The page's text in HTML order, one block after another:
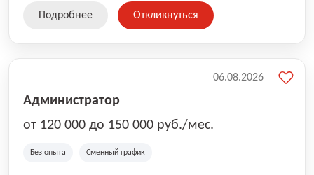
Подробнее Откликнуться
Администратор
от 120 000 до 150 000 руб./мес.
Без опыта Сменный график
06.08.2026